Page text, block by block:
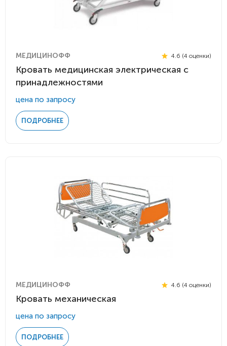
МЕДИЦИНОФФ 4.6 (4 оценки)
Кровать медицинская электрическая с
принадлежностями
цена по запросу
ПОДРОБНЕЕ
МЕДИЦИНОФФ 4.6 (4 оценки)
Кровать механическая
цена по запросу
ПОДРОБНЕЕ